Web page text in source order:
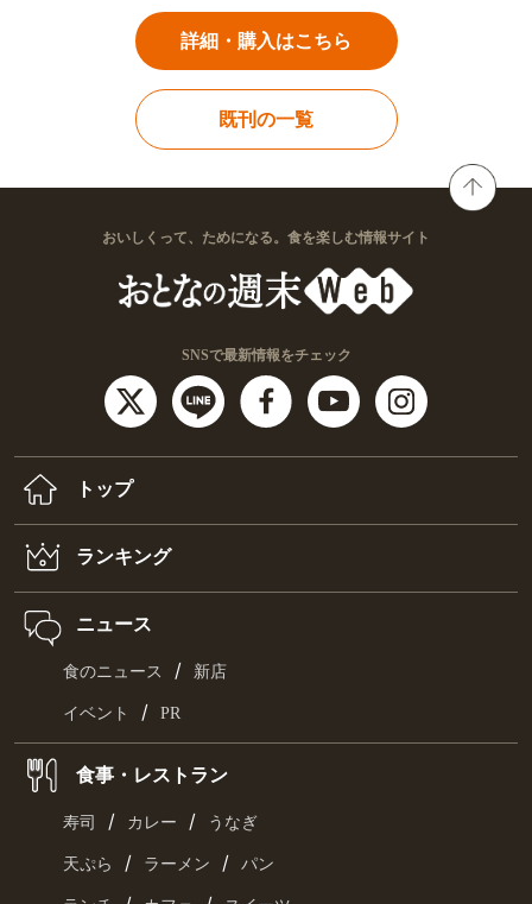
詳細・購入はこちら
既刊の一覧
おいしくって、ためになる。食を楽しむ情報サイト
SNSで最新情報をチェック
トップ
ランキング
ニュース
食のニュース / 新店
イベント / PR
食事・レストラン
寿司 / カレー / うなぎ
天ぷら / ラーメン / パン